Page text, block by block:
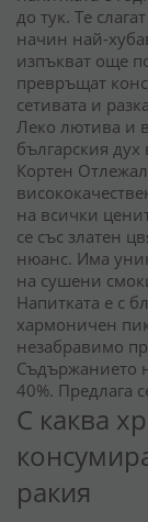
до тук. Те
начин най-
изпъкват още
превръщат
сетивата и
Леко лютива и
българския дух
Кортен
на всички
се със златен
нюанс. Има
на сушени
Напитката е с
хармоничен
незабравимо
Съдържанието
40%. Предлага
С каква
ракия